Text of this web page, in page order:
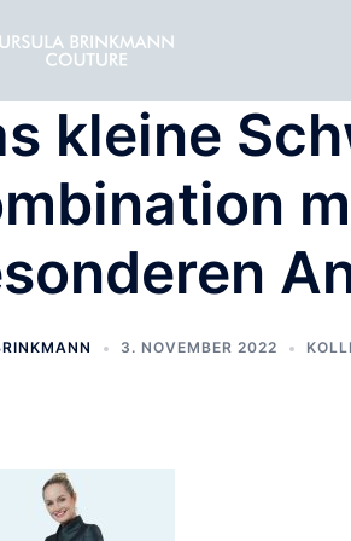
kleine
3. NOVEMBER 2022